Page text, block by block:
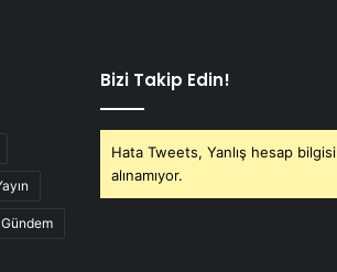
Gündem
Bizi Takip Edin!
Hata Tweets, Yanlış hesap bilgisi
alınamıyor.